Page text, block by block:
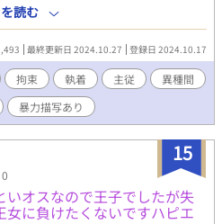
間の青年も含めて、共に過ごして
わない程度なら、なにをしてもい
。触れ合う。遊ぶ』 『殴る。蹴
わる。辱める。愛する』 『文字通
ない』 『つまり、六日間、なに
、四人で過ごして欲しい』 『最後
ンを行い、終了。期間は合わせ
、獣人三人と、タダヒト。文学
この狂気的な実験の行く末は……
ば、さてなにをしてみようか。
してみようか。 狂ってみよう
なら、なにをしても。 けれどゆ
分が彼に、なにをしたのかだけ
読む
最終更新日 2024.10.27 登録日 2024.10.17
拘束 執着 主従
異種間
暴力描写あり
15
オスなので王子でしたが失
に負けたくないですハピエ